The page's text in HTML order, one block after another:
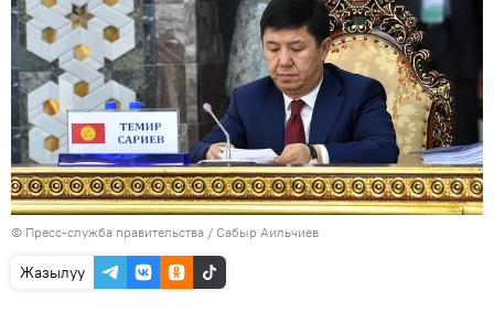
© Пресс-служба правительства / Сабыр Аильчиев
Жазылуу